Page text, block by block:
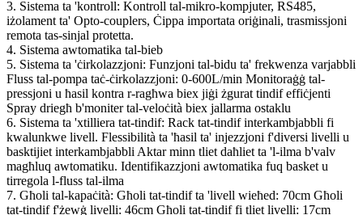
3. Sistema ta 'kontroll: Kontroll tal-mikro-kompjuter, RS485,
iżolament ta' Opto-couplers, Ċippa importata oriġinali, trasmissjoni
remota tas-sinjal protetta.
4. Sistema awtomatika tal-bieb
5. Sistema ta 'ċirkolazzjoni: Funzjoni tal-bidu ta' frekwenza varjabbli
Fluss tal-pompa taċ-ċirkolazzjoni: 0-600L/min Monitoraġġ tal-
pressjoni u ħasil kontra r-ragħwa biex jiġi żgurat tindif effiċjenti
Spray driegħ b'moniter tal-veloċità biex jallarma ostaklu
6. Sistema ta 'xtilliera tat-tindif: Rack tat-tindif interkambjabbli fi
kwalunkwe livell. Flessibilità ta 'ħasil ta' injezzjoni f'diversi livelli u
basktijiet interkambjabbli Aktar minn tliet daħliet ta 'l-ilma b'valv
magħluq awtomatiku. Identifikazzjoni awtomatika fuq basket u
tirregola l-fluss tal-ilma
7. Għoli tal-kapaċità: Għoli tat-tindif ta 'livell wieħed: 70cm Għoli
tat-tindif f'żewġ livelli: 46cm Għoli tat-tindif fi tliet livelli: 17cm